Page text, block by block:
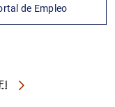
de Empleo